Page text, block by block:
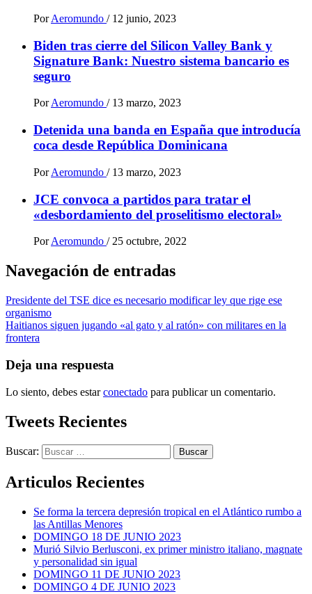
Por Aeromundo / 12 junio, 2023
Biden tras cierre del Silicon Valley Bank y
Signature Bank: Nuestro sistema bancario es
seguro
PorAeromundo / 13 marzo, 2023
Detenida una banda en España que introducía
coca desde República Dominicana
Por Aeromundo / 13 marzo, 2023
JCE convoca a partidos para tratar el
«desbordamiento del proselitismo electoral»
Por Aeromundo / 25 octubre, 2022
Navegación de entradas
Presidente del TSE dice es necesario modificar ley que rige ese
organismo
Haitianos siguen jugando «al gato y al ratón» con militares en la
frontera
Deja una respuesta
Lo siento, debes estarconectado para publicar un comentario.
Tweets Recientes
Buscar:
Articulos Recientes
Se forma la tercera depresión tropical en el Atlántico rumbo a
las Antillas Menores
DOMINGO 18 DE JUNIO 2023
Murió Silvio Berlusconi, ex primer ministro italiano, magnate
y personalidad sin igual
DOMINGO 11 DE JUNIO 2023
DOMINGO 4 DE JUNIO 2023